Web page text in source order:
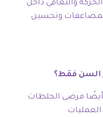
والتعافي داخل
وتحسين
السن فقط؟
مرضى الجلطات